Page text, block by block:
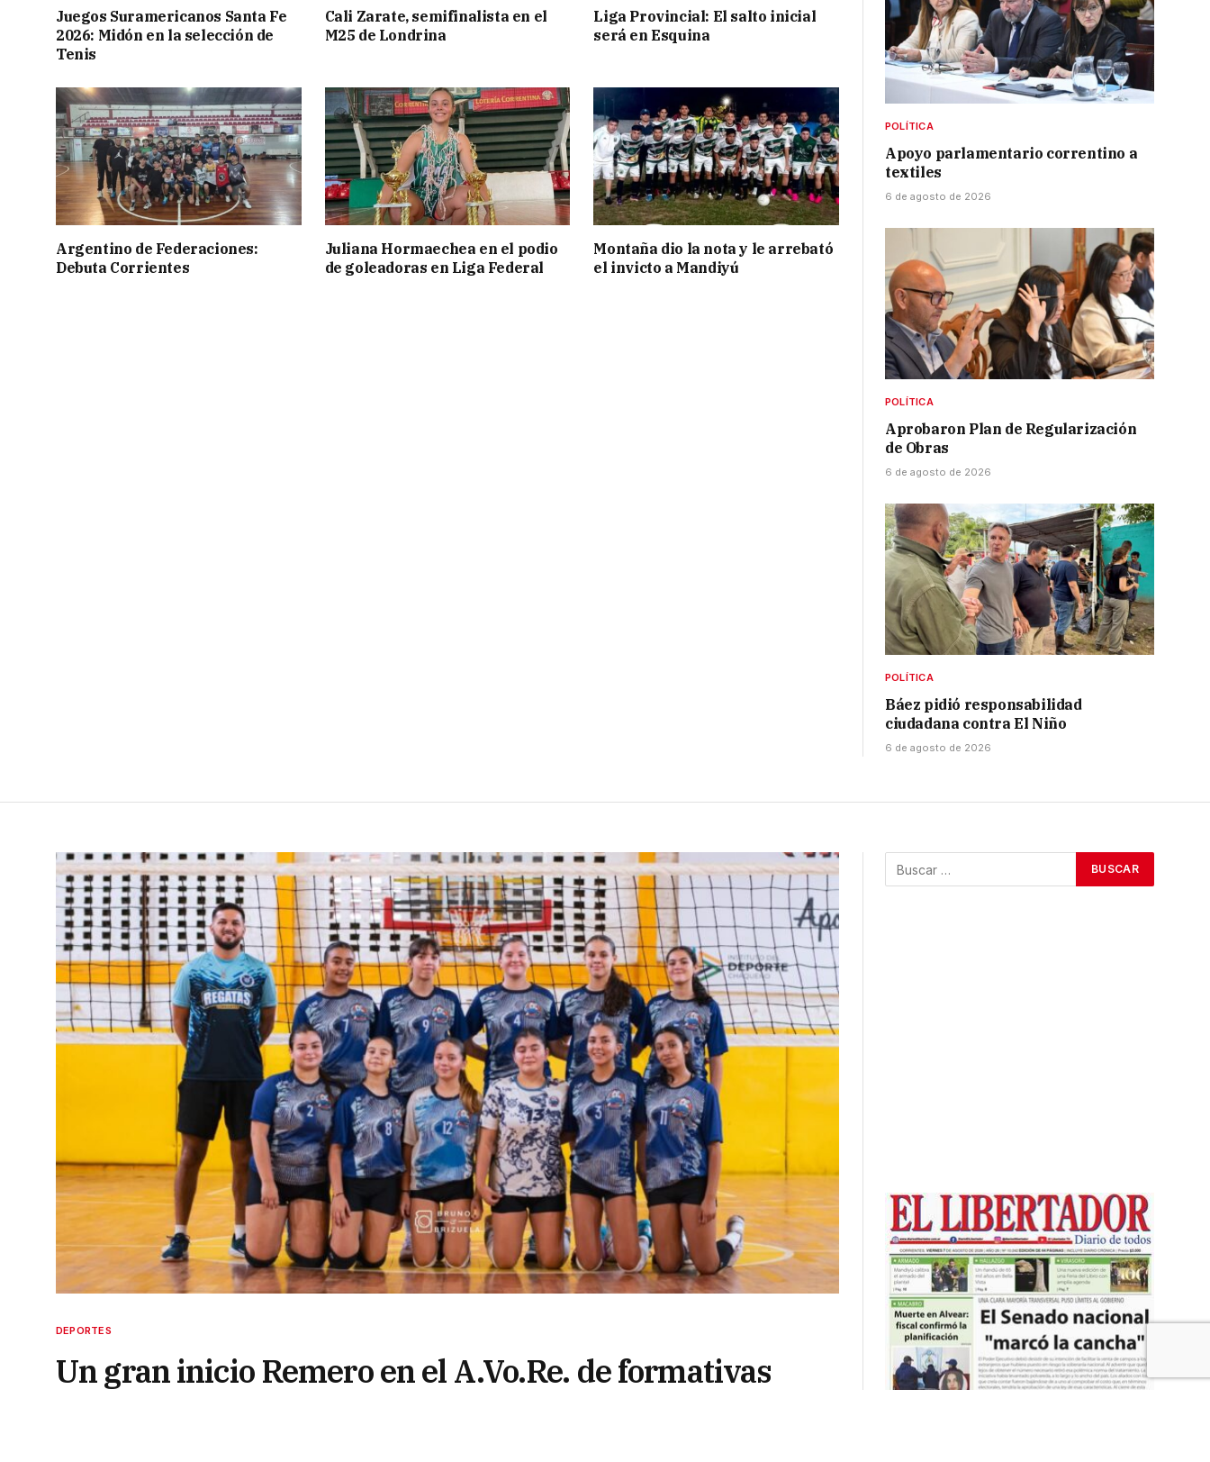
Juegos Suramericanos Santa Fe
2026: Midón en la selección de
Tenis
Cali Zarate, semifinalista en el
M25 de Londrina
Liga Provincial: El salto inicial
será en Esquina
Argentino de Federaciones:
Debuta Corrientes
Juliana Hormaechea en el podio
de goleadoras en Liga Federal
Montaña dio la nota y le arrebató
el invicto a Mandiyú
POLÍTICA
Apoyo parlamentario correntino a
textiles
6 de agosto de 2026
POLÍTICA
Aprobaron Plan de Regularización
de Obras
6 de agosto de 2026
POLÍTICA
Báez pidió responsabilidad
ciudadana contra El Niño
6 de agosto de 2026
DEPORTES
Un gran inicio Remero en el A.Vo.Re. de formativas